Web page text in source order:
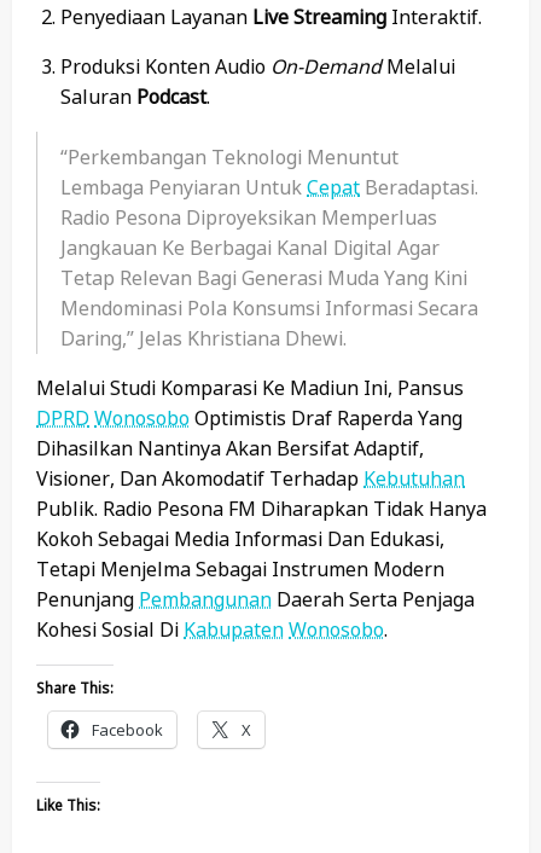
Penyediaan Layanan Live Streaming Interaktif.
Produksi Konten Audio On-DemandMelalui
Saluran Podcast.
“Perkembangan Teknologi Menuntut
Lembaga Penyiaran UntukCepat Beradaptasi.
Radio Pesona Diproyeksikan Memperluas
Jangkauan Ke Berbagai Kanal Digital Agar
Tetap Relevan Bagi Generasi Muda Yang Kini
Mendominasi Pola Konsumsi Informasi Secara
Daring,” Jelas Khristiana Dhewi.
Melalui Studi Komparasi Ke Madiun Ini, Pansus
DPRD WonosoboOptimistis Draf Raperda Yang
Dihasilkan Nantinya Akan Bersifat Adaptif,
Visioner, Dan Akomodatif Terhadap Kebutuhan
Publik. Radio Pesona FM Diharapkan Tidak Hanya
Kokoh Sebagai Media Informasi Dan Edukasi,
Tetapi Menjelma Sebagai Instrumen Modern
Penunjang Pembangunan Daerah Serta Penjaga
Kohesi Sosial Di KabupatenWonosobo.
Share This:
Facebook X
Like This: